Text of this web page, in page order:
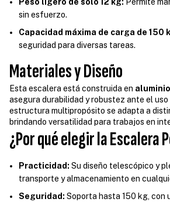
sin esfuerzo.
Capacidad máxima de carga de 150
seguridad para diversas tareas.
Materiales y Diseño
Esta escalera está construida en
asegura durabilidad y robustez ante el
estructura multipropósito se adapta a
brindando versatilidad para trabajos en
¿Por qué elegir la Escalera
Practicidad: Su diseño telescópico y
transporte y almacenamiento en
Seguridad: Soporta hasta 150 kg, con